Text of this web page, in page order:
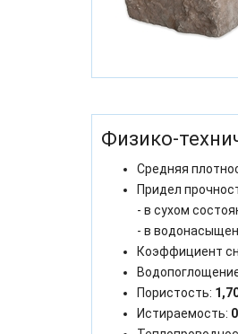
Физико-
Средняя
Придел
- в сухом
- в
Коэффициент
Пористость:
Истираемость: